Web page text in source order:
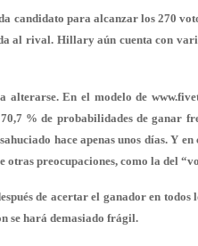
candidato para alcanzar los 270
al rival. Hillary aún cuenta con
alterarse. En el modelo de
% de probabilidades de ganar
hace apenas unos días. Y en
otras preocupaciones, como la del
de acertar el ganador en todos
se hará demasiado frágil.